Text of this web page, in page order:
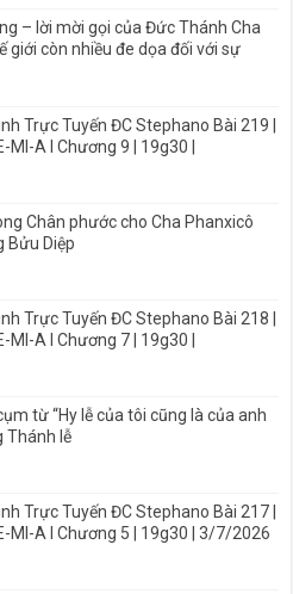
– lời mời gọi của Đức Thánh Cha
giới còn nhiều đe dọa đối với sự
Trực Tuyến ĐC Stephano Bài 219 |
MI-A I Chương 9 | 19g30 |
Chân phước cho Cha Phanxicô
Bửu Diệp
Trực Tuyến ĐC Stephano Bài 218 |
MI-A I Chương 7 | 19g30 |
từ “Hy lễ của tôi cũng là của anh
Thánh lễ
Trực Tuyến ĐC Stephano Bài 217 |
MI-A I Chương 5 | 19g30 | 3/7/2026